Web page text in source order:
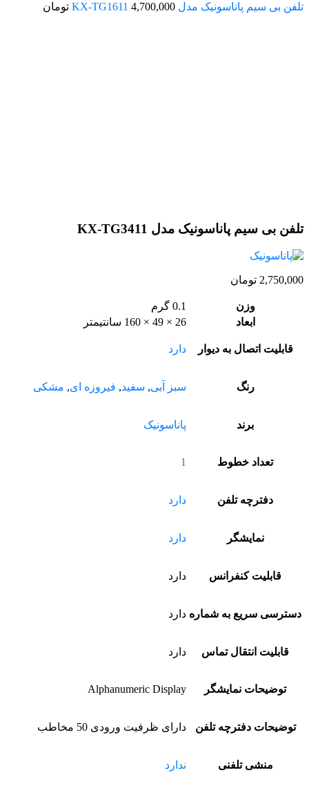
تلفن بی سیم پاناسونیک مدل KX-TG1611 4,700,000
تومان
تلفن بی سیم پاناسونیک مدل KX-TG3411
2,750,000 تومان
وزن
0.1 گرم
ابعاد
26 × 49 × 160 سانتیمتر
قابلیت اتصال به دیوار دارد
رنگ سبز آبی, سفید, فیروزه ای, مشکی
برند پاناسونیک
تعداد خطوط 1
دفترچه تلفن دارد
نمایشگر دارد
قابلیت کنفرانس دارد
دسترسی سریع به شماره دارد
قابلیت انتقال تماس دارد
توضیحات نمایشگر Alphanumeric Display
توضیحات دفترچه تلفن دارای ظرفیت ورودی 50 مخاطب
منشی تلفنی ندارد